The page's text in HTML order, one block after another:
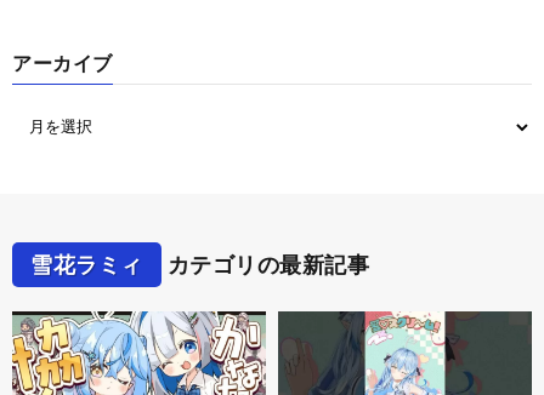
アーカイブ
雪花ラミィ カテゴリの最新記事